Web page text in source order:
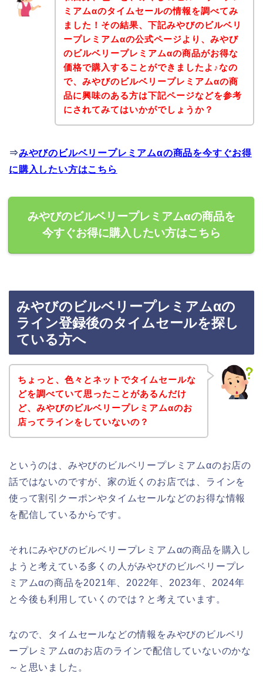
ミアムαのタイムセールの情報を調べてみ
ました！その結果、下記みやびのビルベリ
ープレミアムαの公式ページより、みやび
のビルベリープレミアムαの商品がお得な
価格で購入することができましたよ♪なの
で、みやびのビルベリープレミアムαの商
品に興味のある方は下記ページなどを参考
にされてみてはいかがでしょうか？
⇒みやびのビルベリープレミアムαの商品を今すぐお得
に購入したい方はこちら
みやびのビルベリープレミアムαの商品を
今すぐお得に購入したい方はこちら
みやびのビルベリープレミアムαの
ライン登録後のタイムセールを探し
ている方へ
ちょっと、色々とネットでタイムセールな
どを調べていて思ったことがあるんだけ
ど、みやびのビルベリープレミアムαのお
店ってラインをしていないの？
というのは、みやびのビルベリープレミアムαのお店の
話ではないのですが、家の近くのお店では、ラインを
使って割引クーポンやタイムセールなどのお得な情報
を配信しているからです。
それにみやびのビルベリープレミアムαの商品を購入し
ようと考えている多くの人がみやびのビルベリープレ
ミアムαの商品を2021年、2022年、2023年、2024年
と今後も利用していくのでは？と考えています。
なので、タイムセールなどの情報をみやびのビルベリ
ープレミアムαのお店のラインで配信していないのかな
～と思いました。